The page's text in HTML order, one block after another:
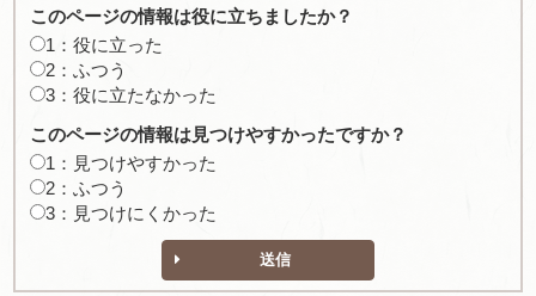
このページの情報は役に立ちましたか？
1：役に立った
2：ふつう
3：役に立たなかった
このページの情報は見つけやすかったですか？
1：見つけやすかった
2：ふつう
3：見つけにくかった
送信